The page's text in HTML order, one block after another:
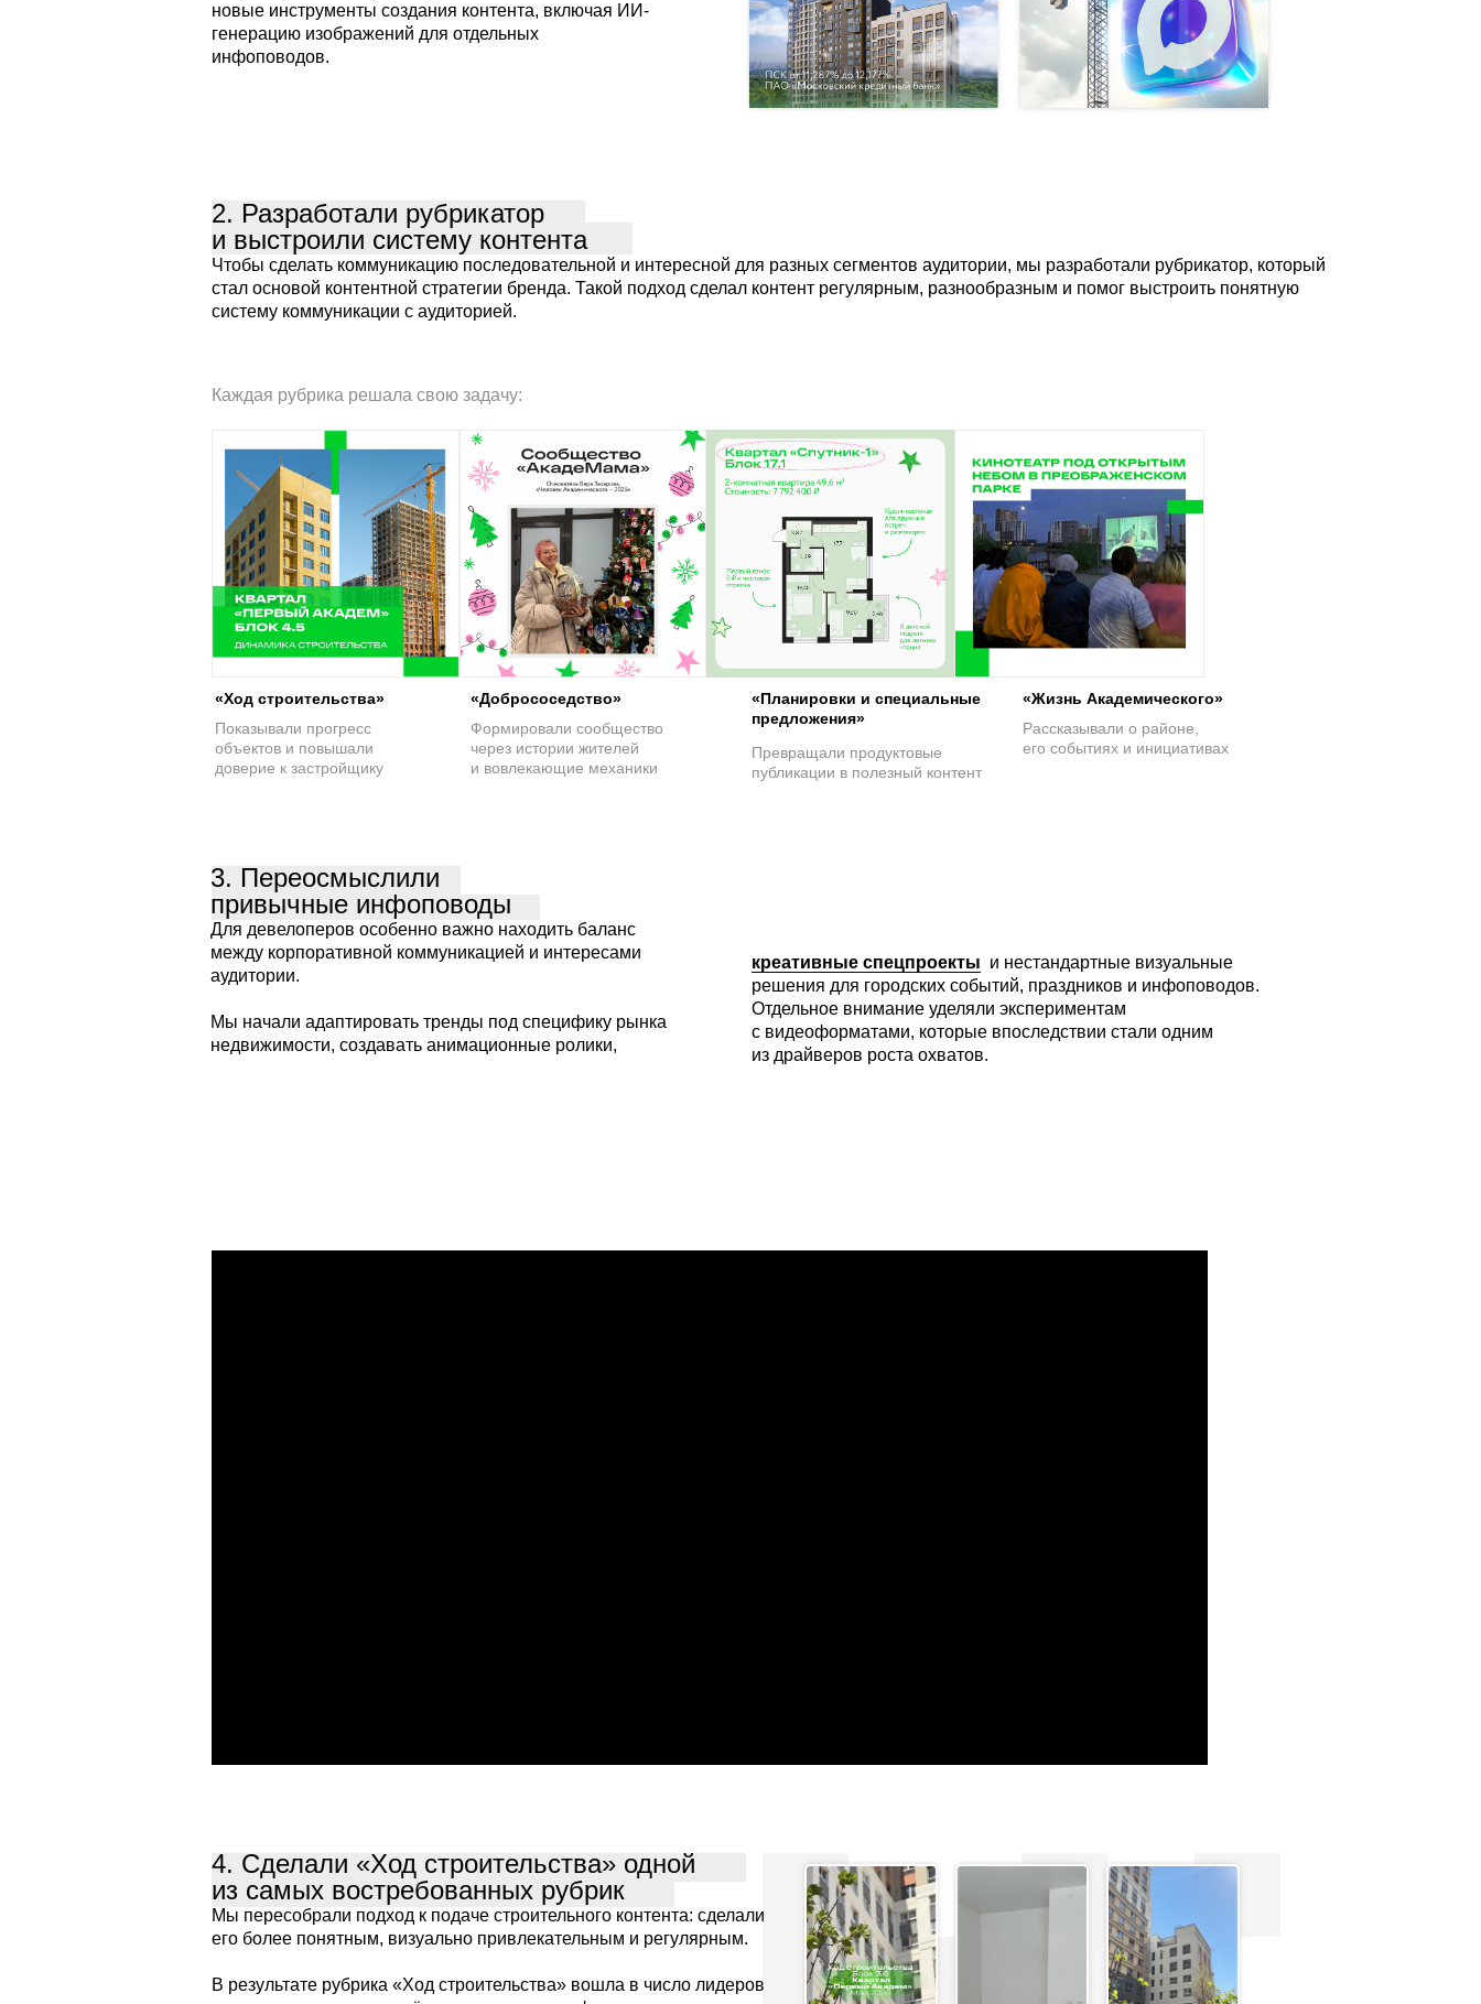
новые инструменты создания контента, включая ИИ-
генерацию изображений для отдельных
инфоповодов.
2. Разработали рубрикатор
и выстроили систему контента
Чтобы сделать коммуникацию последовательной и интересной для разных сегментов аудитории, мы разработали рубрикатор, который
стал основой контентной стратегии бренда. Такой подход сделал контент регулярным, разнообразным и помог выстроить понятную
систему коммуникации с аудиторией.
Каждая рубрика решала свою задачу:
Рассказывали о районе,
его событиях и инициативах
«Жизнь Академического»
Превращали продуктовые
публикации в полезный контент
«Планировки и специальные
предложения»
Формировали сообщество
через истории жителей
и вовлекающие механики
«Добрососедство»
Показывали прогресс
объектов и повышали
доверие к застройщику
«Ход строительства»
креативные спецпроекты и нестандартные визуальные
решения для городских событий, праздников и инфоповодов.
Отдельное внимание уделяли экспериментам
с видеоформатами, которые впоследствии стали одним
из драйверов роста охватов.
3. Переосмыслили
привычные инфоповоды
Для девелоперов особенно важно находить баланс
между корпоративной коммуникацией и интересами
аудитории.
Мы начали адаптировать тренды под специфику рынка
недвижимости, создавать анимационные ролики,
4. Сделали «Ход строительства» одной
из самых востребованных рубрик
Мы пересобрали подход к подаче строительного контента: сделали
его более понятным, визуально привлекательным и регулярным.
В результате рубрика «Ход строительства» вошла в число лидеров